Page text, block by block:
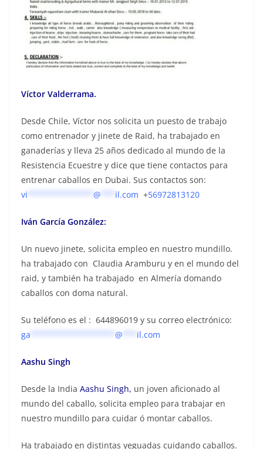
Víctor Valderrama.
Desde Chile, Víctor nos solicita un puesto de trabajo
como entrenador y jinete de Raid, ha trabajado en
ganaderías y lleva 25 años dedicado al mundo de la
Resistencia Ecuestre y dice que tiene contactos para
entrenar caballos en Dubai. Sus contactos son:
vi
@ il.com +56972813120
Iván García González:
Un nuevo jinete, solicita empleo en nuestro mundillo.
ha trabajado con Claudia Aramburu y en el mundo del
raid, y también ha trabajado en Almería domando
caballos con doma natural.
Su teléfono es el : 644896019 y su correo electrónico:
ga
@ il.com
Aashu Singh
Desde la India Aashu Singh, un joven aficionado al
mundo del caballo, solicita empleo para trabajar en
nuestro mundillo para cuidar ó montar caballos.
Ha trabajado en distintas yeguadas cuidando caballos.